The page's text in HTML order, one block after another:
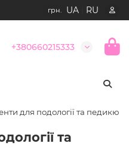
грн. UA RU
+380660215333
для подології та педикюру
та